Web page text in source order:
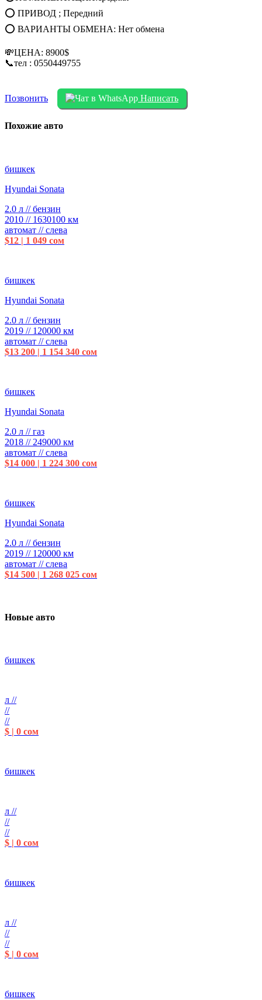
⭕ ПРИВОД ; Передний
⭕ ВАРИАНТЫ ОБМЕНА: Нет обмена
💸ЦЕНА: 8900$
📞тел : 0550449755
Позвонить Написать
Похожие авто
бишкек
Hyundai Sonata
2.0 л // бензин
2010 // 1630100 км
автомат // слева
$12 | 1 049 сом
бишкек
Hyundai Sonata
2.0 л // бензин
2019 // 120000 км
автомат // слева
$13 200 | 1 154 340 сом
бишкек
Hyundai Sonata
2.0 л // газ
2018 // 249000 км
автомат // слева
$14 000 | 1 224 300 сом
бишкек
Hyundai Sonata
2.0 л // бензин
2019 // 120000 км
автомат // слева
$14 500 | 1 268 025 сом
Новые авто
бишкек
л //
//
//
$ | 0 сом
бишкек
л //
//
//
$ | 0 сом
бишкек
л //
//
//
$ | 0 сом
бишкек